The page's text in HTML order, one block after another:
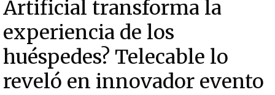
Artificial transforma la
experiencia de los
huéspedes? Telecable lo
reveló en innovador evento